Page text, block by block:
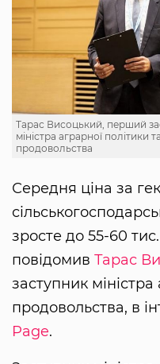
Тарас Висоцький, перший
міністра аграрної політики та
продовольства
Середня ціна за
зросте до 55-60
повідомив Тарас
заступник міністра
продовольства, в
Page.